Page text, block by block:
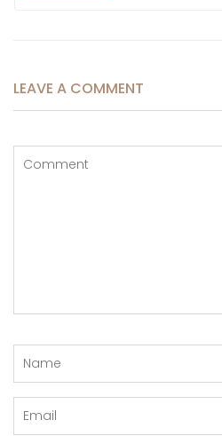
LEAVE A COMMENT